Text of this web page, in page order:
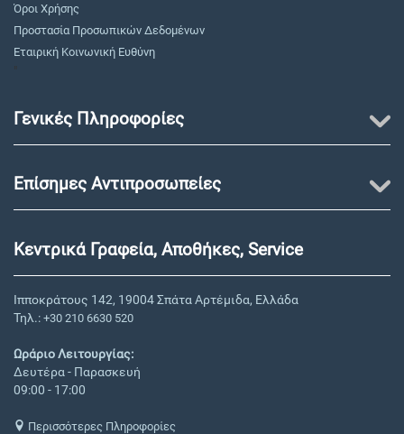
Όροι Χρήσης
Προστασία Προσωπικών Δεδομένων
Εταιρική Κοινωνική Ευθύνη
"
Γενικές Πληροφορίες
Επίσημες Αντιπροσωπείες
Κεντρικά Γραφεία, Αποθήκες, Service
Ιπποκράτους 142, 19004 Σπάτα Αρτέμιδα, Ελλάδα
Τηλ.: +30 210 6630 520
Ωράριο Λειτουργίας:
Δευτέρα - Παρασκευή
09:00 - 17:00
Περισσότερες Πληροφορίες